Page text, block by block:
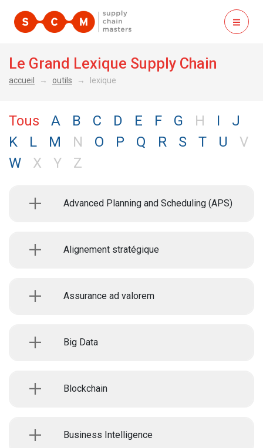
ouvrir
Le Grand Lexique Supply Chain
accueil outils lexique
Tous A B C D E F G H I
J
K
L M N O P Q R S T U
V
W
X Y Z
Advanced Planning and Scheduling (APS)
Alignement stratégique
Assurance ad valorem
Big Data
Blockchain
Business Intelligence